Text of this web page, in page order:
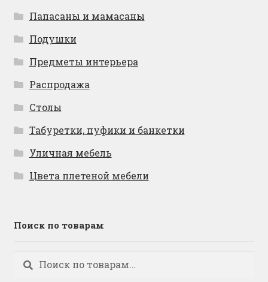
Папасаны и мамасаны
Подушки
Предметы интерьера
Распродажа
Столы
Табуретки, пуфики и банкетки
Уличная мебель
Цвета плетеной мебели
Поиск по товарам
Искать:
Поиск